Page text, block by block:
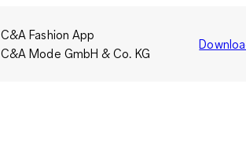
C&A Fashion App
C&A Mode GmbH & Co. KG